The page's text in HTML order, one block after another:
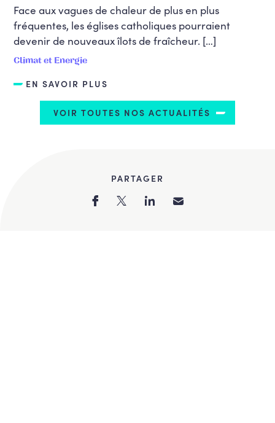
Face aux vagues de chaleur de plus en plus
fréquentes, les églises catholiques pourraient
devenir de nouveaux îlots de fraîcheur. […]
Climat et Energie
EN SAVOIR PLUS
VOIR TOUTES NOS ACTUALITÉS
PARTAGER